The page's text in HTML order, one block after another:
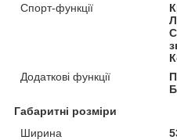
Спорт-функції
Додаткові функції
Габаритні розміри
Ширина